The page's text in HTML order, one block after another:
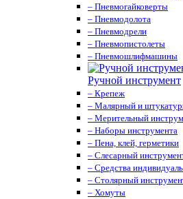
– Пневмогайковерты
– Пневмодолота
– Пневмодрели
– Пневмопистолеты
– Пневмошлифмашины
Ручной инструмент
– Крепеж
– Малярный и
– Мерительный
– Наборы инструмента
– Пена, клей, герметики
– Слесарный
– Средства
– Столярный
– Хомуты